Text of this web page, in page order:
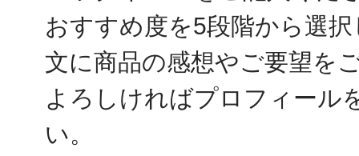
おすすめ度を5段階から選
文に商品の感想やご要望を
よろしければプロフィール
い。